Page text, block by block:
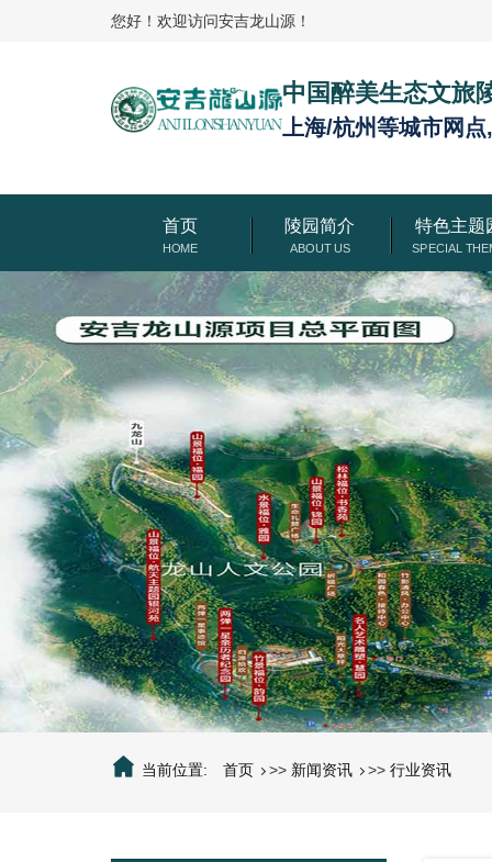
您好！欢迎访问安吉龙山源！
中国醉美生态文旅
上海/杭州等城市网
首页 陵园简介 特色主题
当前位置: 首页 >> 新闻资讯 >>行业资讯